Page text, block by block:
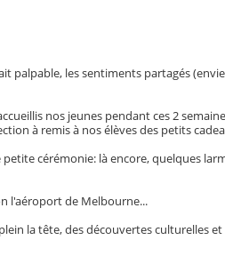
palpable, les sentiments partagés
nos jeunes pendant ces 2
à remis à nos élèves des petits
cérémonie: là encore, quelques
l'aéroport de Melbourne...
la tête, des découvertes culturelles